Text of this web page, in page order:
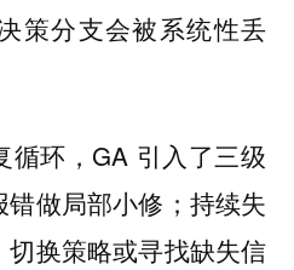
策分支会被系统性丢
循环，GA 引入了三级
做局部小修；持续失
换策略或寻找缺失信